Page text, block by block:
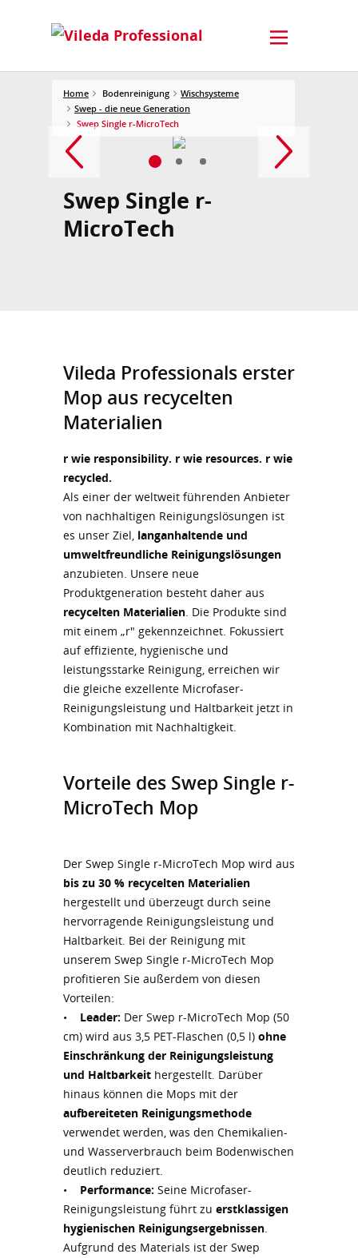
Home Bodenreinigung
Wischsysteme
Swep - die neue Generation
Swep Single r-MicroTech
Swep Single r-
MicroTech
Vileda Professionals erster
Mop aus recycelten
Materialien
r wie responsibility. r wie resources. r wie
recycled.
Als einer der weltweit führenden Anbieter
von nachhaltigen Reinigungslösungen ist
es unser Ziel, langanhaltende und
umweltfreundliche Reinigungslösungen
anzubieten. Unsere neue
Produktgeneration besteht daher aus
recycelten Materialien. Die Produkte sind
mit einem „r" gekennzeichnet. Fokussiert
auf effiziente, hygienische und
leistungsstarke Reinigung, erreichen wir
die gleiche exzellente Microfaser-
Reinigungsleistung und Haltbarkeit jetzt in
Kombination mit Nachhaltigkeit.
Vorteile des Swep Single r-
MicroTech Mop
Der Swep Single r-MicroTech Mop wird aus
bis zu 30 % recycelten Materialien
hergestellt und überzeugt durch seine
hervorragende Reinigungsleistung und
Haltbarkeit. Bei der Reinigung mit
unserem Swep Single r-MicroTech Mop
profitieren Sie außerdem von diesen
Vorteilen:
• Leader: Der Swep r-MicroTech Mop (50
cm) wird aus 3,5 PET-Flaschen (0,5 l) ohne
Einschränkung der Reinigungsleistung
und Haltbarkeit hergestellt. Darüber
hinaus können die Mops mit der
aufbereiteten Reinigungsmethode
verwendet werden, was den Chemikalien-
und Wasserverbrauch beim Bodenwischen
deutlich reduziert.
• Performance: Seine Microfaser-
Reinigungsleistung führt zu erstklassigen
hygienischen Reinigungsergebnissen.
Aufgrund des Materials ist der Swep